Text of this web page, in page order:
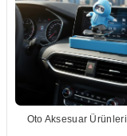
Oto Aksesuar Ürünleri